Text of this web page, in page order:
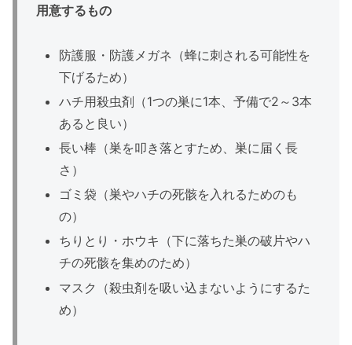
用意するもの
防護服・防護メガネ（蜂に刺される可能性を
下げるため）
ハチ用殺虫剤（1つの巣に1本、予備で2～3本
あると良い）
長い棒（巣を叩き落とすため、巣に届く長
さ）
ゴミ袋（巣やハチの死骸を入れるためのも
の）
ちりとり・ホウキ（下に落ちた巣の破片やハ
チの死骸を集めのため）
マスク（殺虫剤を吸い込まないようにするた
め）